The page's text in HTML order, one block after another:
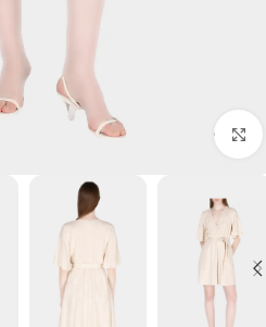
برای بزرگنمایی کلیک کنید